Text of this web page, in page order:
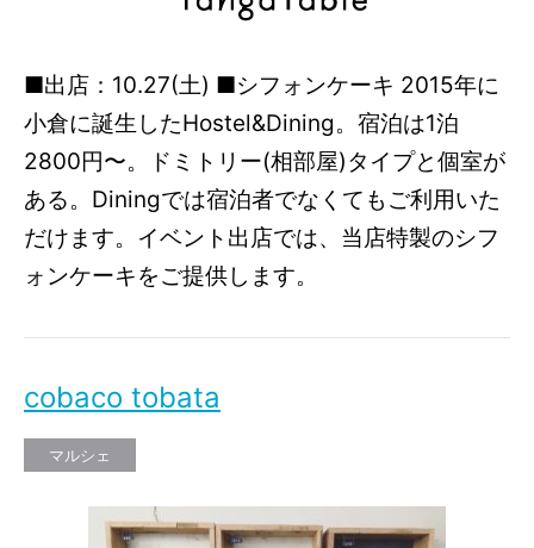
■出店：10.27(土) ■シフォンケーキ 2015年に
小倉に誕生したHostel&Dining。宿泊は1泊
2800円〜。ドミトリー(相部屋)タイプと個室が
ある。Diningでは宿泊者でなくてもご利用いた
だけます。イベント出店では、当店特製のシフ
ォンケーキをご提供します。
cobaco tobata
マルシェ